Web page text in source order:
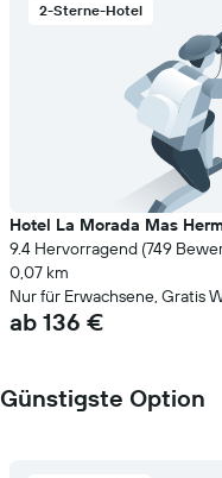
2-Sterne-Hotel
Hotel La Morada Mas
9.4 Hervorragend (749
0,07 km
Nur für Erwachsene, Gratis
ab 136 €
Günstigste Option